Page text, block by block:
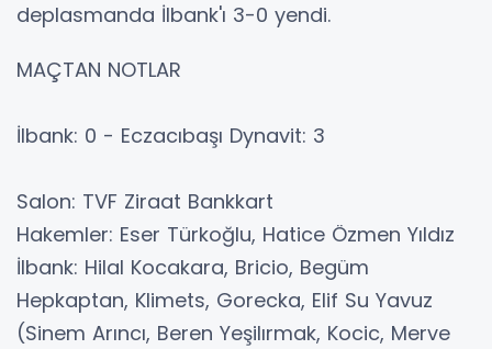
deplasmanda İlbank'ı 3-0 yendi.
MAÇTAN NOTLAR
İlbank: 0 - Eczacıbaşı Dynavit: 3
Salon: TVF Ziraat Bankkart
Hakemler: Eser Türkoğlu, Hatice Özmen Yıldız
İlbank: Hilal Kocakara, Bricio, Begüm
Hepkaptan, Klimets, Gorecka, Elif Su Yavuz
(Sinem Arıncı, Beren Yeşilırmak, Kocic, Merve